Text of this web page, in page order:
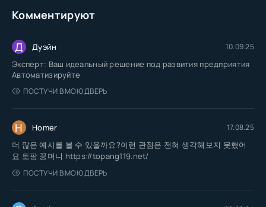
Комментируют
Д Дуэйн 10.09.25
Эксперт: Ваш идеальный решение под развития предприятия
Автоматизируйте
ПОСТУЧИ В МОЮ ДВЕРЬ
H Homer 17.08.25
더 많은 예시를 볼 수 있을까요?이런 관점은 전혀 생각해보지 못했어
요 토팡 꽁머니 https://topang119.net/
ПОСТУЧИ В МОЮ ДВЕРЬ